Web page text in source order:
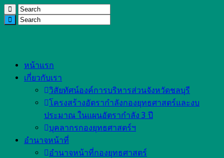
หน้าแรก
เกี่ยวกับเรา
วิสัยทัศน์องค์การบริหารส่วนจังหวัดชลบุรี
โครงสร้างอัตรากำลังกองยุทธศาสตร์และงบ
ประมาณ ในแผนอัตรากำลัง 3 ปี
บุคลากรกองยุทธศาสตร์ฯ
อำนาจหน้าที่
อำนาจหน้าที่กองยุทธศาสตร์